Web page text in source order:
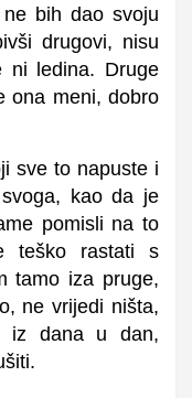
bih dao svoju
drugovi, nisu
ni ledina. Druge
ona meni, dobro
sve to napuste i
kao da je
pomisli na to
teško rastati s
tamo iza pruge,
ne vrijedi ništa,
iz dana u dan,